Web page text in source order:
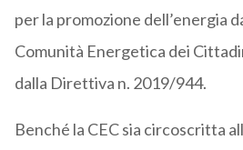
per la promozione dell’energia
Comunità Energetica dei
dalla Direttiva n. 2019/944.
Benché la CEC sia circoscritta